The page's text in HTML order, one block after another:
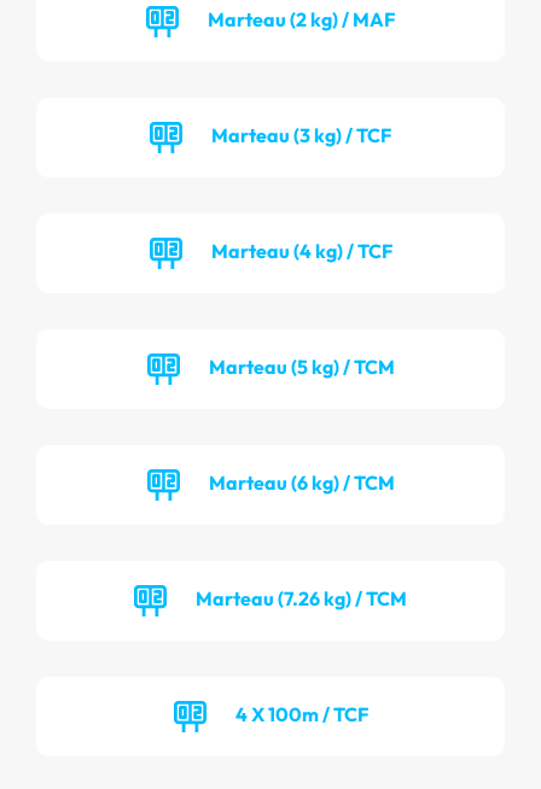
Marteau (2 kg) / MAF
Marteau (3 kg) / TCF
Marteau (4 kg) / TCF
Marteau (5 kg) / TCM
Marteau (6 kg) / TCM
Marteau (7.26 kg) / TCM
4 X 100m / TCF